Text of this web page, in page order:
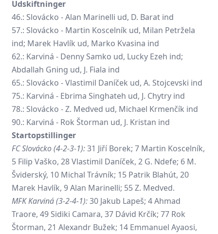
Udskiftninger
46.: Slovácko -Alan Marinelli ud, D. Barat ind
57.: Slovácko - Martin Koscelník ud, Milan Petržela
ind; Marek Havlík ud, Marko Kvasina ind
62.: Karviná - Denny Samko ud, Lucky Ezeh ind;
Abdallah Gning ud, J. Fiala ind
65.: Slovácko - Vlastimil Daníček ud, A. Stojcevski ind
75.: Karviná - Ebrima Singhateh ud, J. Chytry ind
78.: Slovácko - Z. Medved ud, Michael Krmenčík ind
90.: Karviná - Rok Štorman ud, J. Kristan ind
Startopstillinger
FC Slovácko (4-2-3-1):31 Jiří Borek; 7 Martin Koscelník,
5 Filip Vaško, 28 Vlastimil Daníček, 2 G. Ndefe; 6 M.
Šviderský, 10 Michal Trávník; 15 Patrik Blahút, 20
Marek Havlík, 9 Alan Marinelli; 55 Z. Medved.
MFK Karviná (3-2-4-1):30 Jakub Lapeš; 4 Ahmad
Traore, 49 Sidiki Camara, 37 Dávid Krčík; 77 Rok
Štorman, 21 Alexandr Bužek; 14 Emmanuel Ayaosi,